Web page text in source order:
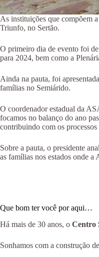
As instituições que compõem
Triunfo, no Sertão.
O primeiro dia de evento foi
para 2024, bem como a
Ainda na pauta, foi
famílias no Semiárido.
O coordenador estadual da
focamos no balanço do ano
contribuindo com os
Sobre a pauta, o presidente
as famílias nos estados onde
Que bom ter você por aqui…
Há mais de 30 anos, o Centro
Sonhamos com a construção